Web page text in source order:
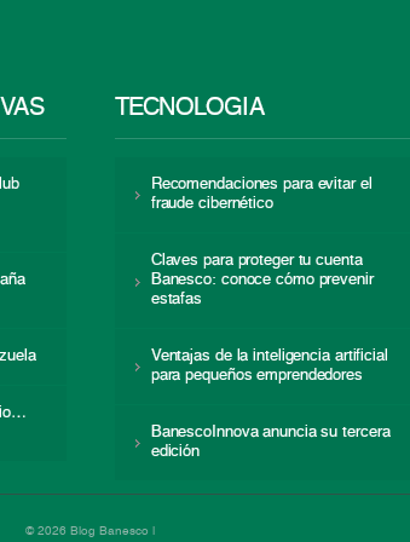
TECNOLOGÍA
Recomendaciones para evitar el
fraude cibernético
Claves para proteger tu cuenta
Banesco: conoce cómo prevenir
estafas
Ventajas de la inteligencia artificial
para pequeños emprendedores
BanescoInnova anuncia su tercera
edición
© 2026 Blog Banesco |